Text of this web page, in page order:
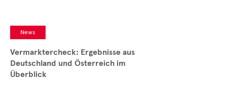
News
Vermarktercheck: Ergebnisse aus
Deutschland und Österreich im
Überblick